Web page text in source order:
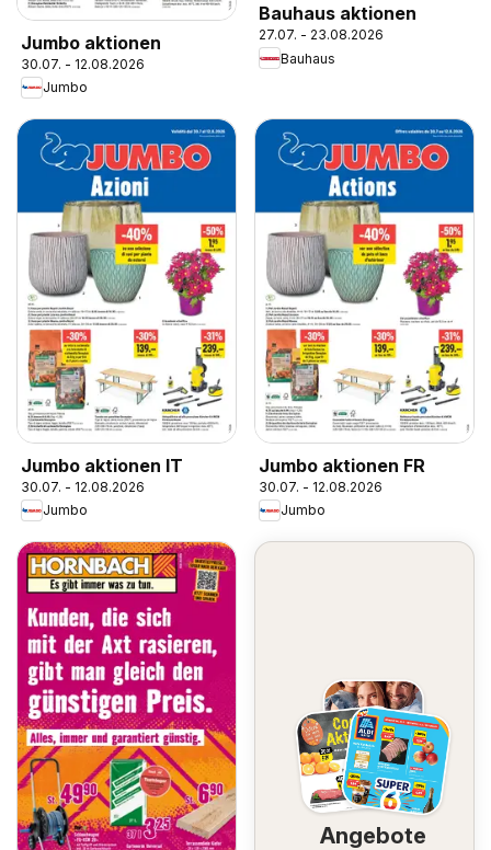
Jumbo aktionen
30.07. - 12.08.2026
Jumbo
Bauhaus aktionen
27.07. - 23.08.2026
Bauhaus
Jumbo aktionen IT
30.07. - 12.08.2026
Jumbo
Jumbo aktionen FR
30.07. - 12.08.2026
Jumbo
Angebote